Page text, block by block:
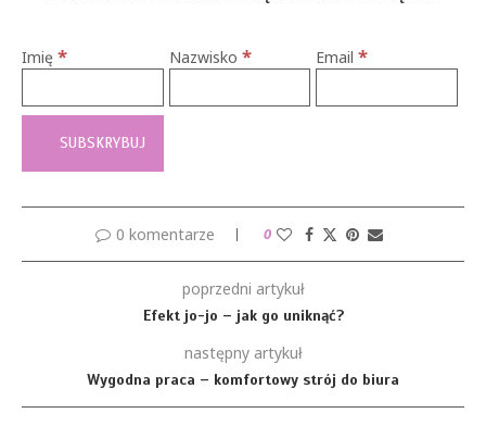
Imię * Nazwisko * Email*
0 komentarze 0
poprzedni artykuł
Efekt jo-jo – jak go uniknąć?
następny artykuł
Wygodna praca – komfortowy strój do biura